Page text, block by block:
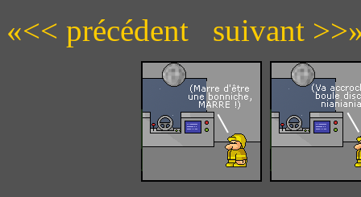
«<< précédent suivant